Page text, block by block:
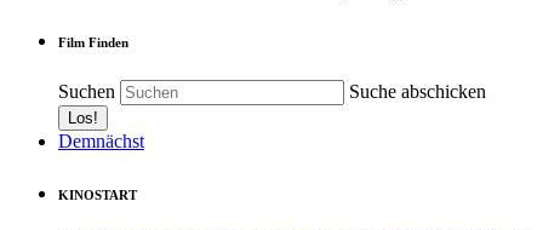
Film Finden
Suchen Suche abschicken
Demnächst
KINOSTART